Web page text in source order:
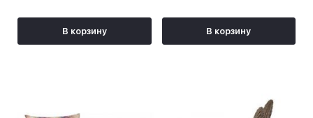
В корзину В корзину